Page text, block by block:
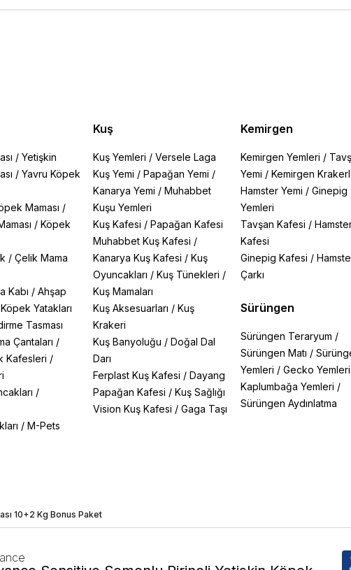
/Yetişkin
/Yavru Köpek
Maması /
/Köpek
/Çelik Mama
Kabı /Ahşap
Köpek Yatakları
Tasması
Çantaları /
Kafesleri /
/
/M-Pets
Kuş
Kuş Yemleri / Versele Laga
Kuş Yemi / Papağan Yemi /
Kanarya Yemi / Muhabbet
Kuşu Yemleri
Kuş Kafesi / Papağan Kafesi
Muhabbet Kuş Kafesi /
Kanarya Kuş Kafesi / Kuş
Oyuncakları / Kuş Tünekleri /
Kuş Mamaları
Kuş Aksesuarları / Kuş
Krakeri
Kuş Banyoluğu / Doğal Dal
Darı
Ferplast Kuş Kafesi / Dayang
Papağan Kafesi / Kuş Sağlığı
Vision Kuş Kafesi / Gaga Taşı
Kemirgen
Kemirgen Yemleri /
Yemi / Kemirgen
Hamster Yemi / Ginepig
Yemleri
Tavşan Kafesi /
Kafesi
Ginepig Kafesi /
Çarkı
Sürüngen
Sürüngen Teraryum /
Sürüngen Matı /
Yemleri / Gecko Yemleri
Kaplumbağa Yemleri /
Sürüngen Aydınlatma
10+2 Kg Bonus Paket